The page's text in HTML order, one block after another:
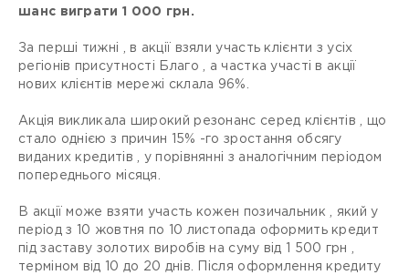
шанс виграти 1 000 грн.
За перші тижні , в акції взяли участь клієнти з усіх
регіонів присутності Благо , а частка участі в акції
нових клієнтів мережі склала 96%.
Акція викликала широкий резонанс серед клієнтів , що
стало однією з причин 15% -го зростання обсягу
виданих кредитів , у порівнянні з аналогічним періодом
попереднього місяця.
В акції може взяти участь кожен позичальник , який у
період з 10 жовтня по 10 листопада оформить кредит
під заставу золотих виробів на суму від 1 500 грн ,
терміном від 10 до 20 днів. Після оформлення кредиту